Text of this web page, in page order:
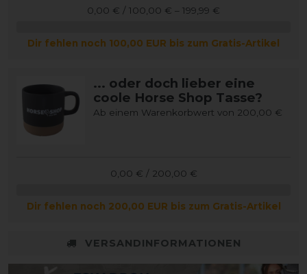
0,00 € / 100,00 € – 199,99 €
Dir fehlen noch 100,00 EUR bis zum Gratis-Artikel
... oder doch lieber eine
coole Horse Shop Tasse?
Ab einem Warenkorbwert von 200,00 €
0,00 € / 200,00 €
Dir fehlen noch 200,00 EUR bis zum Gratis-Artikel
VERSANDINFORMATIONEN